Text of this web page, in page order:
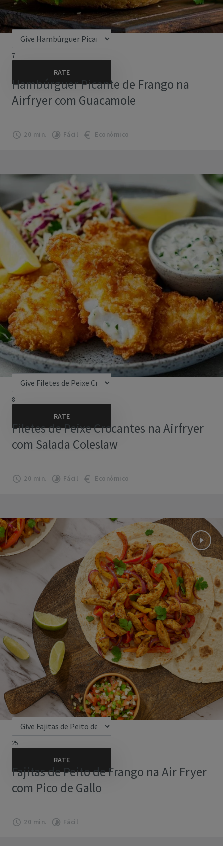
7
Hambúrguer Picante de Frango na
Airfryer com Guacamole
20 min. Fácil Económico
8
Filetes de Peixe Crocantes na Airfryer
com Salada Coleslaw
20 min. Fácil Económico
25
Fajitas de Peito de Frango na Air Fryer
com Pico de Gallo
20 min. Fácil